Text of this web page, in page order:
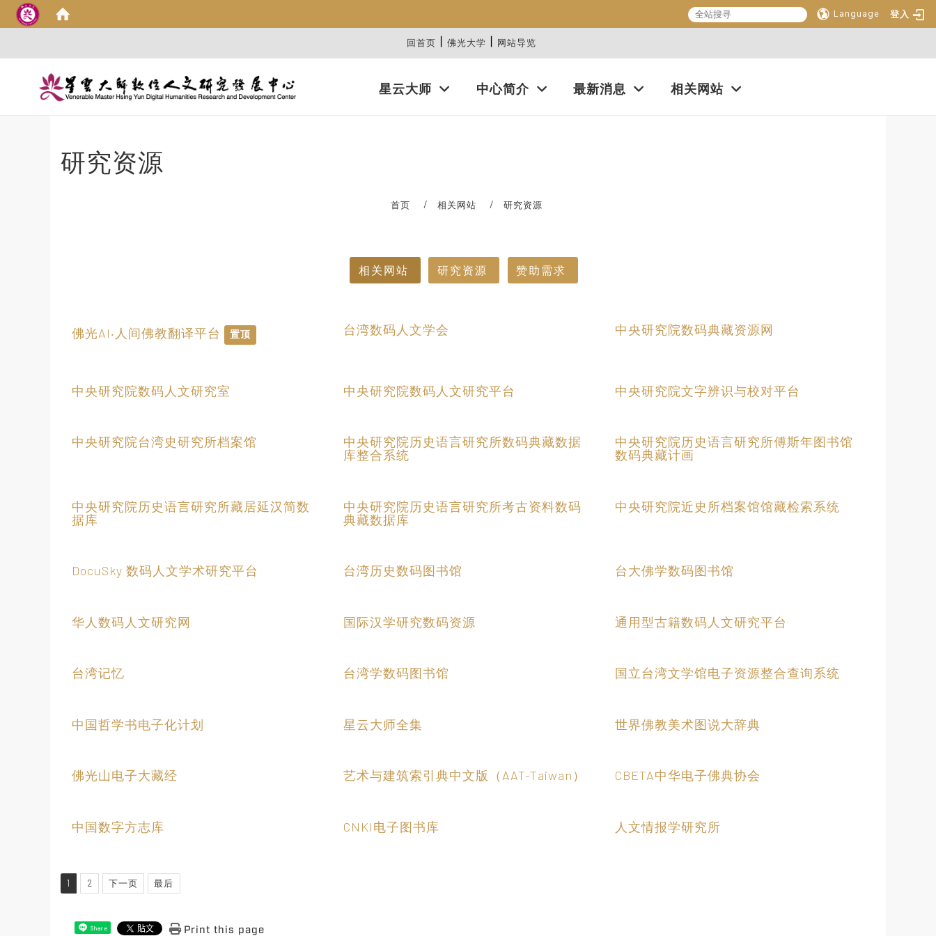
Language 登入
星云大师 中心简介 最新消息 相关网站
回首页 佛光大学 网站导览
研究资源
首页 相关网站 研究资源
相关网站 研究资源 赞助需求
佛光AI‧人间佛教翻译平台 置顶 台湾数码人文学会 中央研究院数码典藏资源网
中央研究院数码人文研究室 中央研究院数码人文研究平台 中央研究院文字辨识与校对平台
中央研究院台湾史研究所档案馆
中央研究院历史语言研究所数码典藏数据
库整合系统
中央研究院历史语言研究所傅斯年图书馆
数码典藏计画
中央研究院历史语言研究所藏居延汉简数
据库
中央研究院历史语言研究所考古资料数码
典藏数据库
中央研究院近史所档案馆馆藏检索系统
DocuSky 数码人文学术研究平台 台湾历史数码图书馆 台大佛学数码图书馆
华人数码人文研究网 国际汉学研究数码资源 通用型古籍数码人文研究平台
台湾记忆 台湾学数码图书馆 国立台湾文学馆电子资源整合查询系统
中国哲学书电子化计划 星云大师全集 世界佛教美术图说大辞典
佛光山电子大藏经 艺术与建筑索引典中文版（AAT-Taiwan） CBETA中华电子佛典协会
中国数字方志库 CNKI电子图书库 人文情报学研究所
1 2 下一页 最后
Share Print this page